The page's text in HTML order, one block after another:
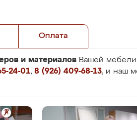
Оплата
и материалов Вашей
24-01, 8 (926) 409-68-13, и наш